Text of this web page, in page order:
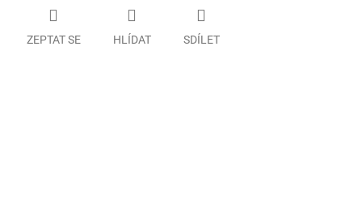
ZEPTAT SE HLÍDAT SDÍLET